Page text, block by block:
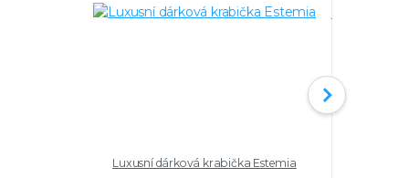
Luxusní dárková krabička Estemia